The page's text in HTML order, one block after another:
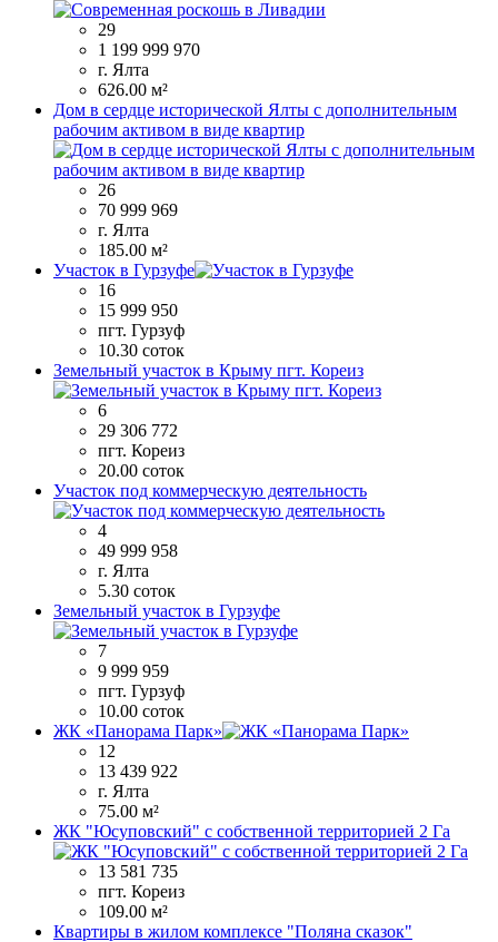
29
1 199 999 970
г. Ялта
626.00 м²
Дом в сердце исторической Ялты с дополнительным
рабочим активом в виде квартир
26
70 999 969
г. Ялта
185.00 м²
Участок в Гурзуфе
16
15 999 950
пгт. Гурзуф
10.30 соток
Земельный участок в Крыму пгт. Кореиз
6
29 306 772
пгт. Кореиз
20.00 соток
Участок под коммерческую деятельность
4
49 999 958
г. Ялта
5.30 соток
Земельный участок в Гурзуфе
7
9 999 959
пгт. Гурзуф
10.00 соток
ЖК «Панорама Парк»
12
13 439 922
г. Ялта
75.00 м²
ЖК "Юсуповский" с собственной территорией 2 Га
13 581 735
пгт. Кореиз
109.00 м²
Квартиры в жилом комплексе "Поляна сказок"